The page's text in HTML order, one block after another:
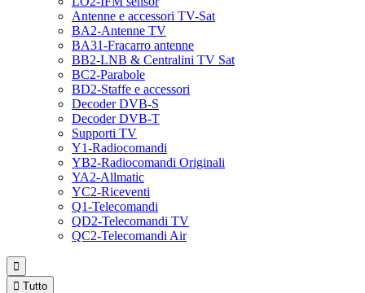
Antenne e accessori TV-Sat
BA2-Antenne TV
BA31-Fracarro antenne
BB2-LNB & Centralini TV Sat
BC2-Parabole
BD2-Staffe e accessori
Decoder DVB-S
Decoder DVB-T
Supporti TV
Y1-Radiocomandi
YB2-Radiocomandi Originali
YA2-Allmatic
YC2-Riceventi
Q1-Telecomandi
QD2-Telecomandi TV
QC2-Telecomandi Air

 Tutto